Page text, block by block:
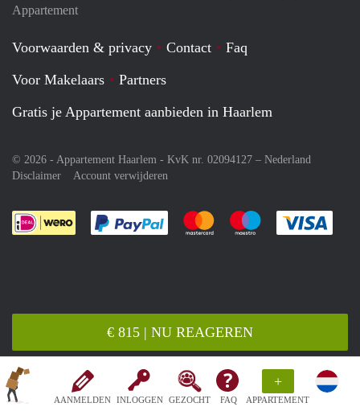
AANMELDEN INLOGGEN GEZOCHT FAQ
+
APPARTEMENT
€ 815 | NU REAGEREN
Appartement
Voorwaarden & privacy Contact
Faq
Voor Makelaars
Partners
Gratis je Appartement aanbieden in Haarlem
© 2026 - Appartement Haarlem - KvK nr. 02094127 – Nederland
Disclaimer
Account verwijderen
Je rekent gemakkelijk af met Paypal
Je rekent gemakkelijk af met
Je rekent